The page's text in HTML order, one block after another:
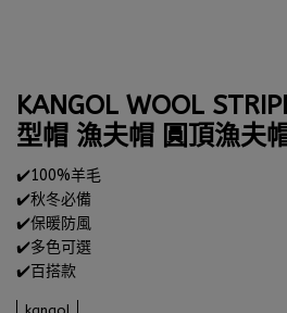
KANGOL WOOL
型帽 漁夫帽 圓頂漁夫
✔️100%羊毛
✔️秋冬必備
✔️保暖防風
✔️多色可選
✔️百搭款